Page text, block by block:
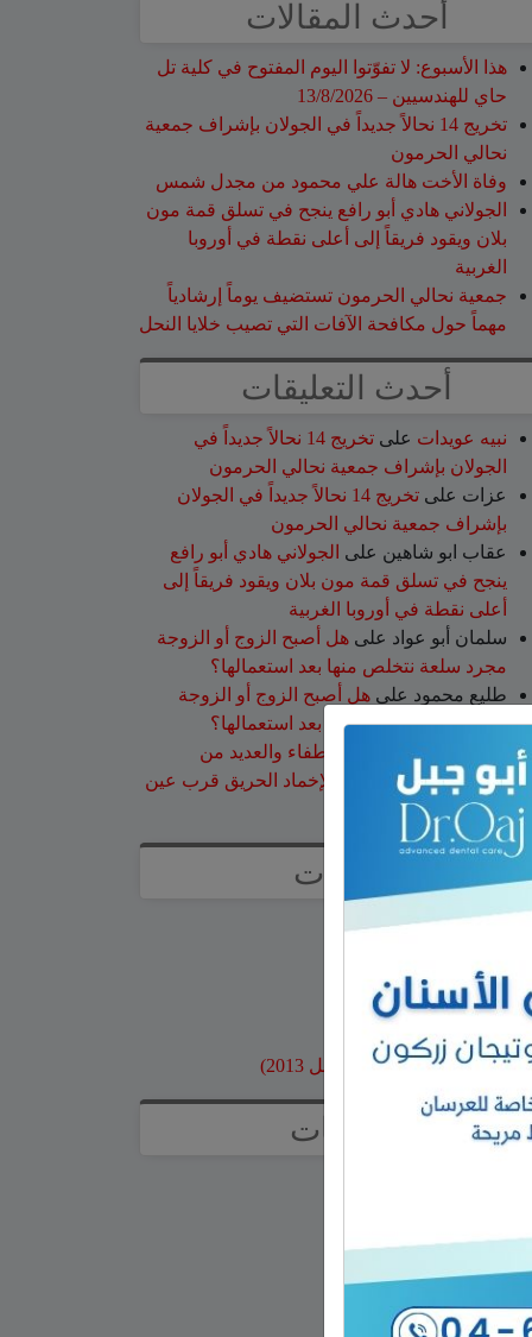
أحدث المقالات
هذا الأسبوع: لا تفوّتوا اليوم المفتوح في كلية تل
حاي للهندسيين – 13/8/2026
تخريج 14 نحالاً جديداً في الجولان بإشراف جمعية
نحالي الحرمون
وفاة الأخت هالة علي محمود من مجدل شمس
الجولاني هادي أبو رافع ينجح في تسلق قمة مون
بلان ويقود فريقاً إلى أعلى نقطة في أوروبا
الغربية
جمعية نحالي الحرمون تستضيف يوماً إرشادياً
مهماً حول مكافحة الآفات التي تصيب خلايا النحل
أحدث التعليقات
نبيه عويدات على
تخريج 14 نحالاً جديداً في
الجولان بإشراف جمعية نحالي الحرمون
عزات على
تخريج 14 نحالاً جديداً في الجولان
بإشراف جمعية نحالي الحرمون
عقاب ابو شاهين على الجولاني هادي أبو رافع
ينجح في تسلق قمة مون بلان ويقود فريقاً إلى
أعلى نقطة في أوروبا الغربية
سلمان أبو عواد على هل أصبح الزوج أو الزوجة
مجرد سلعة نتخلص منها بعد استعمالها؟
طليع محمود على هل أصبح الزوج أو الزوجة
مجرد سلعة نتخلص منها بعد استعمالها؟
على
14 طاقم إطفاء والعديد من
طائرات إطفاء الحرائق لإخماد الحريق قرب عين
قنية – فيديو
صفحات
صفحة الاعراس
صور قديمة
بنوك وبطاقات اعتماد
مواقع محلية
ارشيف موقع جولاني (قبل 2013)
تصنيفات
إعلانات
اخبار وتقارير